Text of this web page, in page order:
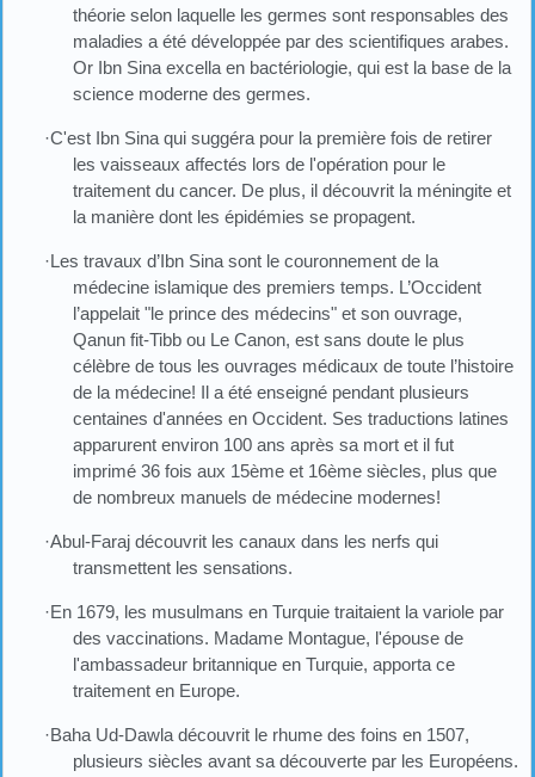
théorie selon laquelle les germes sont responsables des
maladies a été développée par des scientifiques arabes.
Or Ibn Sina excella en bactériologie, qui est la base de la
science moderne des germes.
·C'est Ibn Sina qui suggéra pour la première fois de retirer
les vaisseaux affectés lors de l'opération pour le
traitement du cancer. De plus, il découvrit la méningite et
la manière dont les épidémies se propagent.
·Les travaux d’Ibn Sina sont le couronnement de la
médecine islamique des premiers temps. L’Occident
l’appelait "le prince des médecins" et son ouvrage,
Qanun fit-Tibb ou Le Canon, est sans doute le plus
célèbre de tous les ouvrages médicaux de toute l’histoire
de la médecine! Il a été enseigné pendant plusieurs
centaines d'années en Occident. Ses traductions latines
apparurent environ 100 ans après sa mort et il fut
imprimé 36 fois aux 15ème et 16ème siècles, plus que
de nombreux manuels de médecine modernes!
·Abul-Faraj découvrit les canaux dans les nerfs qui
transmettent les sensations.
·En 1679, les musulmans en Turquie traitaient la variole par
des vaccinations. Madame Montague, l'épouse de
l'ambassadeur britannique en Turquie, apporta ce
traitement en Europe.
·Baha Ud-Dawla découvrit le rhume des foins en 1507,
plusieurs siècles avant sa découverte par les Européens.